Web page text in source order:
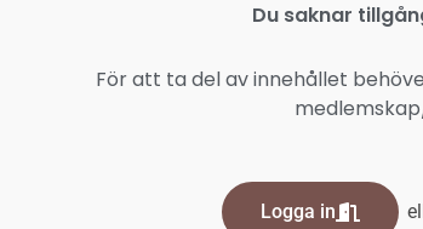
Du saknar
För att ta del av innehållet
Logga in